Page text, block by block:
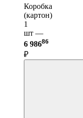
Коробка
(картон)
1
шт —
6 98686
₽